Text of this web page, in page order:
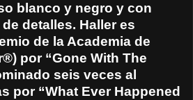
blanco y negro y con
detalles. Haller es
de la Academia de
por “Gone With The
seis veces al
por “What Ever Happened